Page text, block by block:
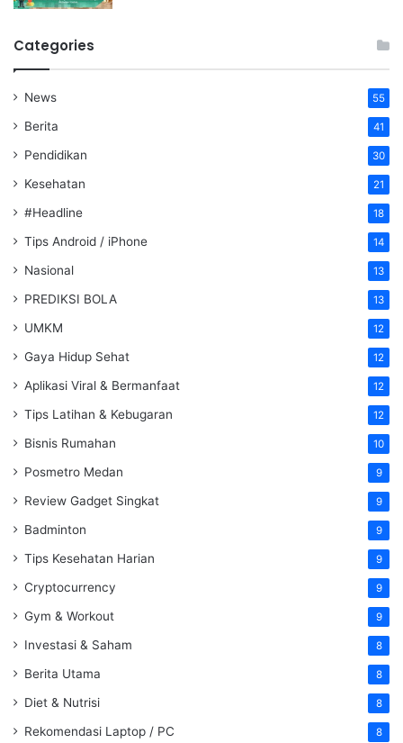
Categories
News 55
Berita 41
Pendidikan 30
Kesehatan 21
#Headline 18
Tips Android / iPhone 14
Nasional 13
PREDIKSI BOLA 13
UMKM 12
Gaya Hidup Sehat 12
Aplikasi Viral & Bermanfaat 12
Tips Latihan & Kebugaran 12
Bisnis Rumahan 10
Posmetro Medan 9
Review Gadget Singkat 9
Badminton 9
Tips Kesehatan Harian 9
Cryptocurrency 9
Gym & Workout 9
Investasi & Saham 8
Berita Utama 8
Diet & Nutrisi 8
Rekomendasi Laptop / PC 8